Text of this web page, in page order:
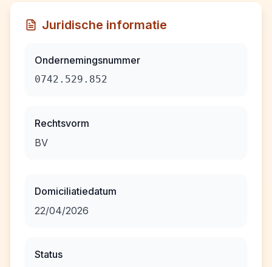
Juridische informatie
Ondernemingsnummer
0742.529.852
Rechtsvorm
BV
Domiciliatiedatum
22/04/2026
Status